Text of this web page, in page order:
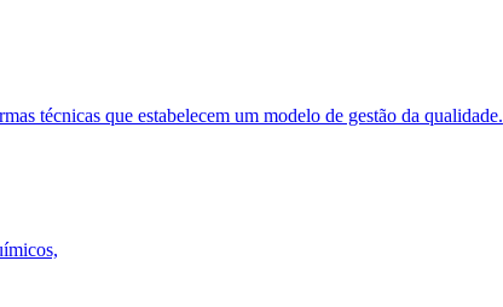
técnicas que estabelecem um modelo de gestão da qualidade.